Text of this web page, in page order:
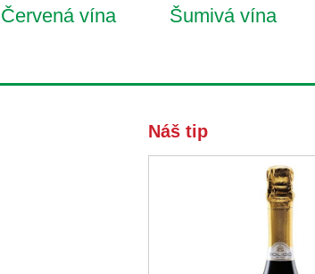
Červená vína
Šumivá vína
Náš tip